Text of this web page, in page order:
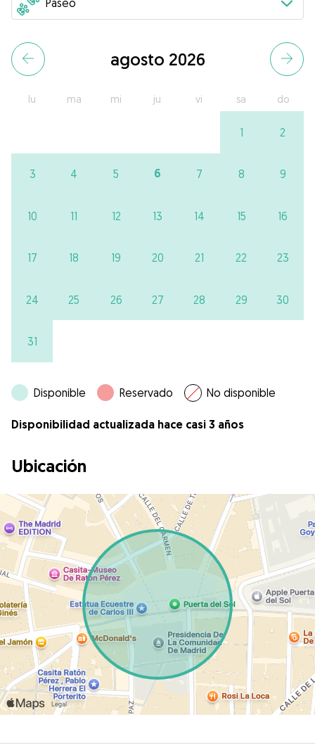
agosto 2026
lu ma mi ju vi sa do
1 2
3 4 5 6 7 8 9
10 11 12 13 14 15 16
17 18 19 20 21 22 23
24 25 26 27 28 29 30
31
Disponible Reservado No disponible
Disponibilidad actualizada hace casi 3 años
Ubicación